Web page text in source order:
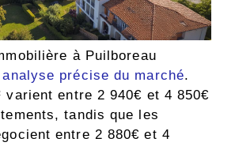
à Puilboreau
analyse précise du marché.
varient entre 2 940€ et 4 850€
tandis que les
entre 2 880€ et 4